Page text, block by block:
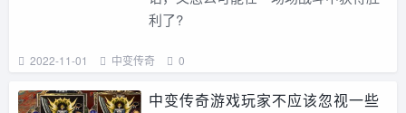
利了?
2022-11-01 中变传奇 0
中变传奇游戏玩家不应该忽视一些